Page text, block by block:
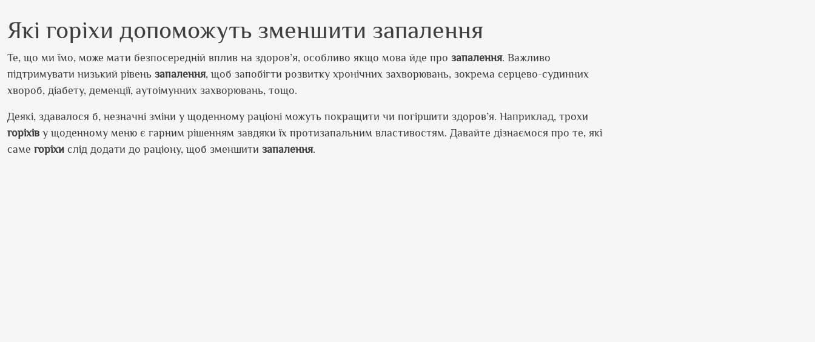
Які горіхи допоможуть зменшити запалення
Те, що ми їмо, може мати безпосередній вплив на здоров’я, особливо якщо мова йде про запалення. Важливо
підтримувати низький рівень запалення, щоб запобігти розвитку хронічних захворювань, зокрема серцево-судинних
хвороб, діабету, деменції, аутоімунних захворювань, тощо.
Деякі, здавалося б, незначні зміни у щоденному раціоні можуть покращити чи погіршити здоров’я. Наприклад, трохи
горіхів у щоденному меню є гарним рішенням завдяки їх протизапальним властивостям. Давайте дізнаємося про те, які
саме горіхи слід додати до раціону, щоб зменшити запалення.